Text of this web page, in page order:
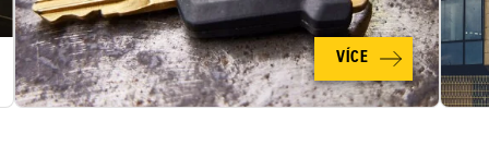
nevykazuje
žádnétechnické
problémy
a
plně
připraven
VÍCE